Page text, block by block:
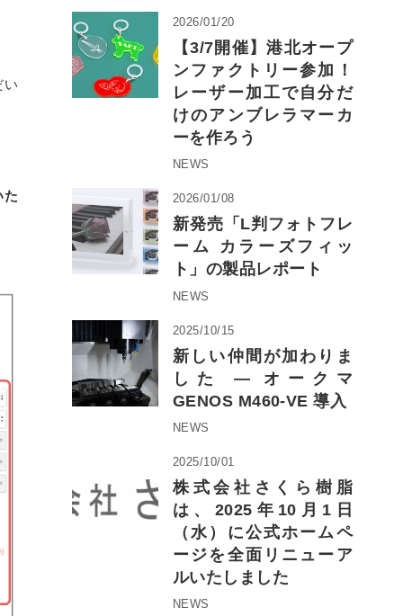
い
た
2026/01/20
【3/7開催】港北オープ
ンファクトリー参加！
レーザー加工で自分だ
けのアンブレラマーカ
ーを作ろう
NEWS
2026/01/08
新発売「L判フォトフレ
ーム カラーズフィッ
ト」の製品レポート
NEWS
2025/10/15
新しい仲間が加わりま
した ― オークマ
GENOS M460-VE 導入
NEWS
2025/10/01
株式会社さくら樹脂
は、2025年10月1日
（水）に公式ホームペ
ージを全面リニューア
ルいたしました
NEWS